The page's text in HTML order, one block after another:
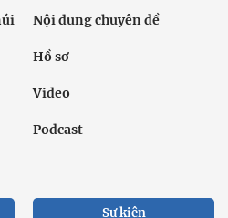
Nội dung chuyên đề
Hồ sơ
Video
Podcast
Sự kiện